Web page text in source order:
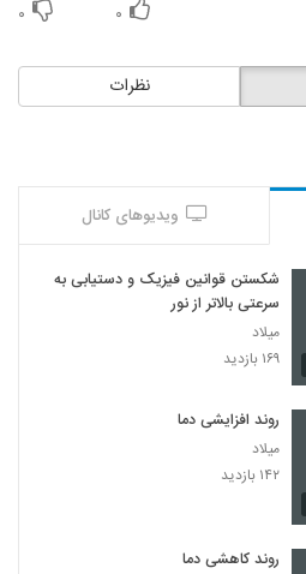
۰ ۰
نظرات
ویدیوهای کانال
شکستن قوانین فیزیک و دستیابی به
سرعتی بالاتر از نور
میلاد
۱۶۹ بازدید
روند افزایشی دما
میلاد
۱۴۲ بازدید
روند کاهشی دما